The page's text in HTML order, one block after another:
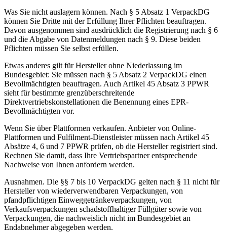
Was Sie nicht auslagern können. Nach § 5 Absatz 1 VerpackDG
können Sie Dritte mit der Erfüllung Ihrer Pflichten beauftragen.
Davon ausgenommen sind ausdrücklich die Registrierung nach § 6
und die Abgabe von Datenmeldungen nach § 9. Diese beiden
Pflichten müssen Sie selbst erfüllen.
Etwas anderes gilt für Hersteller ohne Niederlassung im
Bundesgebiet: Sie müssen nach § 5 Absatz 2 VerpackDG einen
Bevollmächtigten beauftragen. Auch Artikel 45 Absatz 3 PPWR
sieht für bestimmte grenzüberschreitende
Direktvertriebskonstellationen die Benennung eines EPR-
Bevollmächtigten vor.
Wenn Sie über Plattformen verkaufen. Anbieter von Online-
Plattformen und Fulfilment-Dienstleister müssen nach Artikel 45
Absätze 4, 6 und 7 PPWR prüfen, ob die Hersteller registriert sind.
Rechnen Sie damit, dass Ihre Vertriebspartner entsprechende
Nachweise von Ihnen anfordern werden.
Ausnahmen. Die §§ 7 bis 10 VerpackDG gelten nach § 11 nicht für
Hersteller von wiederverwendbaren Verpackungen, von
pfandpflichtigen Einweggetränkeverpackungen, von
Verkaufsverpackungen schadstoffhaltiger Füllgüter sowie von
Verpackungen, die nachweislich nicht im Bundesgebiet an
Endabnehmer abgegeben werden.